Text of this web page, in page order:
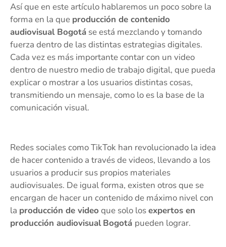
Así que en este artículo hablaremos un poco sobre la
forma en la que producción de contenido
audiovisual Bogotá se está mezclando y tomando
fuerza dentro de las distintas estrategias digitales.
Cada vez es más importante contar con un video
dentro de nuestro medio de trabajo digital, que pueda
explicar o mostrar a los usuarios distintas cosas,
transmitiendo un mensaje, como lo es la base de la
comunicación visual.
Redes sociales como TikTok han revolucionado la idea
de hacer contenido a través de videos, llevando a los
usuarios a producir sus propios materiales
audiovisuales. De igual forma, existen otros que se
encargan de hacer un contenido de máximo nivel con
la producción de video que solo losexpertos en
producción audiovisual Bogotá pueden lograr.